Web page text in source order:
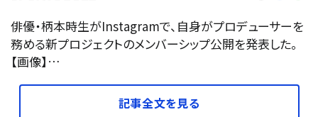
俳優・柄本時生がInstagramで、自身がプロデューサーを
務める新プロジェクトのメンバーシップ公開を発表した。
【画像】…
記事全文を見る